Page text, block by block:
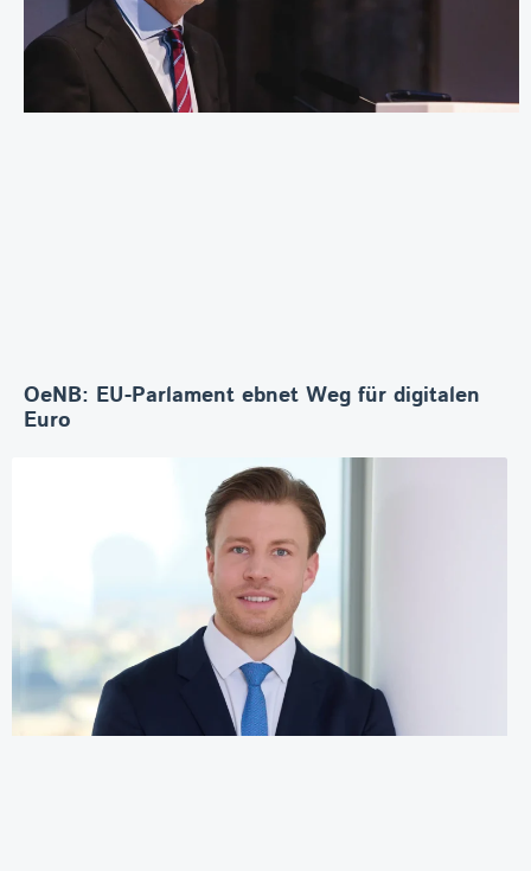
OeNB: EU-Parlament ebnet Weg für digitalen
Euro